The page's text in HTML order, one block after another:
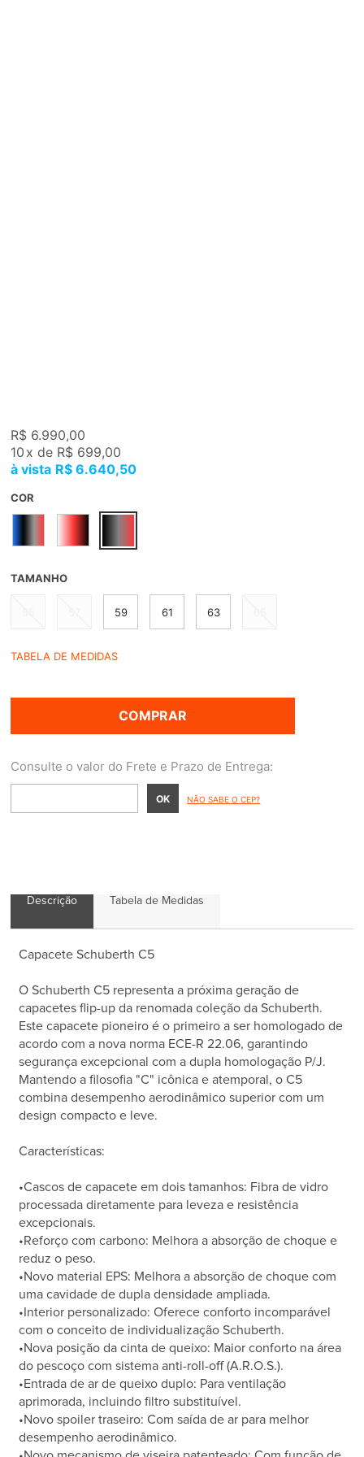
R$ 6.990,00
10 x de R$ 699,00
R$ 6.640,50
COR
TAMANHO
59 61 63
TABELA DE MEDIDAS
COMPRAR
NÃO SABE O CEP?
Descrição Tabela de Medidas
Capacete Schuberth C5
O Schuberth C5 representa a próxima geração de
capacetes flip-up da renomada coleção da Schuberth.
Este capacete pioneiro é o primeiro a ser homologado de
acordo com a nova norma ECE-R 22.06, garantindo
segurança excepcional com a dupla homologação P/J.
Mantendo a filosofia "C" icônica e atemporal, o C5
combina desempenho aerodinâmico superior com um
design compacto e leve.
Características:
•Cascos de capacete em dois tamanhos: Fibra de vidro
processada diretamente para leveza e resistência
excepcionais.
•Reforço com carbono: Melhora a absorção de choque e
reduz o peso.
•Novo material EPS: Melhora a absorção de choque com
uma cavidade de dupla densidade ampliada.
•Interior personalizado: Oferece conforto incomparável
com o conceito de individualização Schuberth.
•Nova posição da cinta de queixo: Maior conforto na área
do pescoço com sistema anti-roll-off (A.R.O.S.).
•Entrada de ar de queixo duplo: Para ventilação
aprimorada, incluindo filtro substituível.
•Novo spoiler traseiro: Com saída de ar para melhor
desempenho aerodinâmico.